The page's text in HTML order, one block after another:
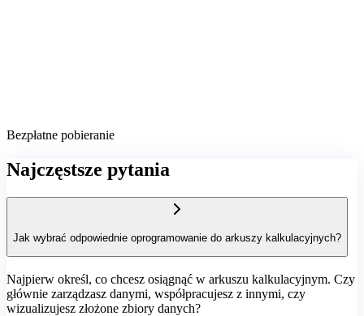
Bezpłatne pobieranie
Najczęstsze pytania
Jak wybrać odpowiednie oprogramowanie do arkuszy kalkulacyjnych?
Najpierw określ, co chcesz osiągnąć w arkuszu kalkulacyjnym. Czy
głównie zarządzasz danymi, współpracujesz z innymi, czy
wizualizujesz złożone zbiory danych?